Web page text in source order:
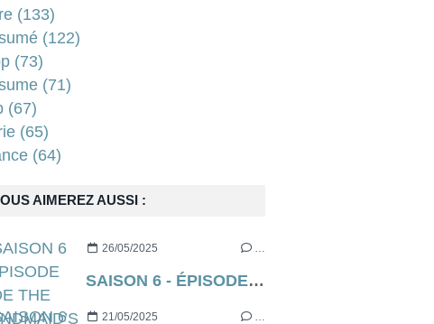
AIMEREZ AUSSI :
26/05/2025 …
SAISON 6 - ÉPISODE 9 DE THE HANDMAID’S TALE (EXECUTION)
21/05/2025 …
(133)
(122)
(73)
(71)
(67)
(65)
(64)